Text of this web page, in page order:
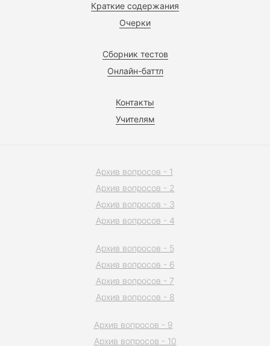
Краткие содержания
Очерки
Сборник тестов
Онлайн-баттл
Контакты
Учителям
Архив вопросов - 1
Архив вопросов - 2
Архив вопросов - 3
Архив вопросов - 4
Архив вопросов - 5
Архив вопросов - 6
Архив вопросов - 7
Архив вопросов - 8
Архив вопросов - 9
Архив вопросов - 10